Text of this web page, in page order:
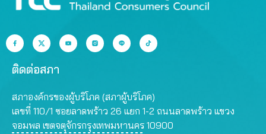
ติดต่อสภา
สภาองค์กรของผู้บริโภค (สภาผู้บริโภค)
เลขที่ 110/1 ซอยลาดพร้าว 26 แยก 1-2 ถนนลาดพร้าว แขวง
จอมพล เขตจตุจักรกรุงเทพมหานคร 10900